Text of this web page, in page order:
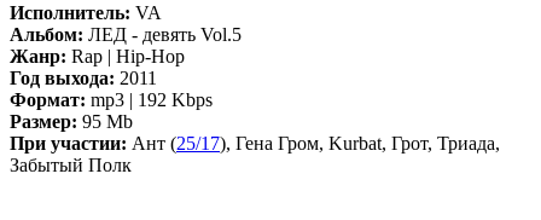
Исполнитель: VA
Альбом: ЛЕД - девять Vol.5
Жанр: Rap | Hip-Hop
Год выхода: 2011
Формат: mp3 | 192 Kbps
Размер: 95 Mb
При участии: Ант (25/17), Гена Гром, Kurbat, Грот, Триада,
Забытый Полк